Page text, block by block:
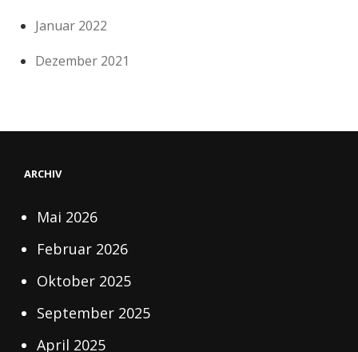
Januar 2022
Dezember 2021
ARCHIV
Mai 2026
Februar 2026
Oktober 2025
September 2025
April 2025